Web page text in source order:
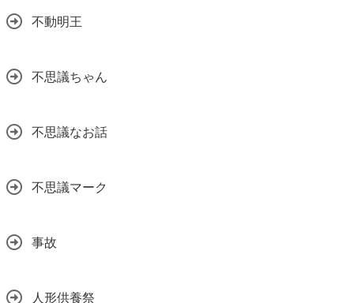
不動明王
不思議ちゃん
不思議なお話
不思議マーク
事故
人形供養祭